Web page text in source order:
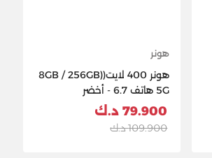
هونر
هونر 400 لايت(8GB / 256GB)
5G هاتف 6.7 - أخضر
79.900 د.ك
109.900 د.ك